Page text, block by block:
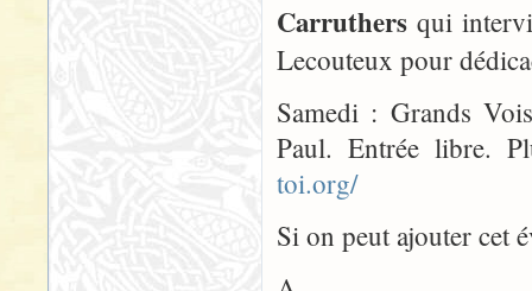
Carruthers qui
Lecouteux pour
Samedi : Grands
Paul. Entrée libre.
toi.org/
Si on peut ajouter cet